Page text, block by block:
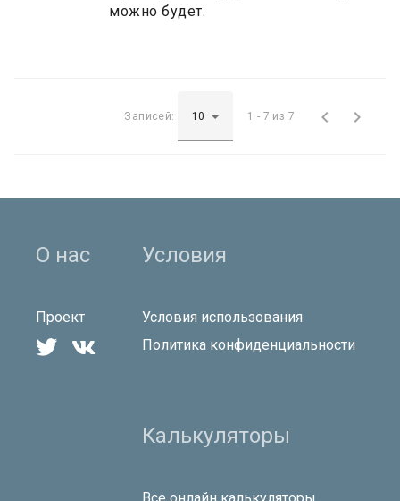
можно будет.
Записей: 1 - 7 из 7  
О нас
Проект
 
Условия
Условия использования
Политика конфиденциальности
Калькуляторы